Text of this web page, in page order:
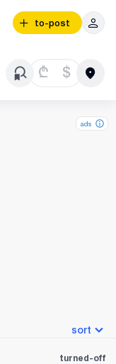
to-post
₾ $
ads
sort
turned-off